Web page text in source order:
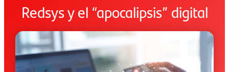
Redsys y el “apocalipsis” digital